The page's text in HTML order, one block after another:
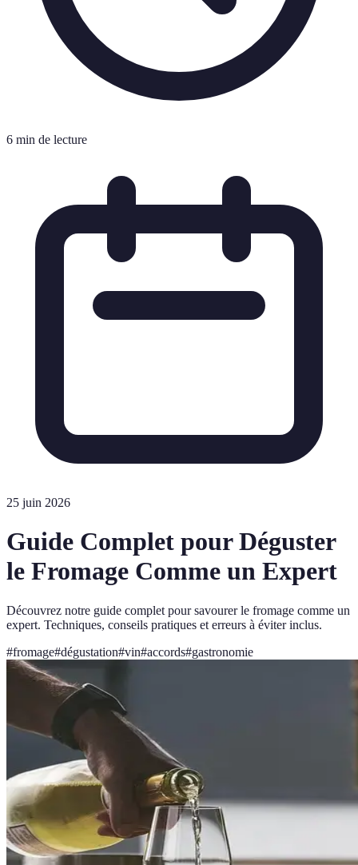
6 min de lecture
25 juin 2026
Guide Complet pour Déguster
le Fromage Comme un Expert
Découvrez notre guide complet pour savourer le fromage comme un
expert. Techniques, conseils pratiques et erreurs à éviter inclus.
#fromage#dégustation#vin#accords#gastronomie